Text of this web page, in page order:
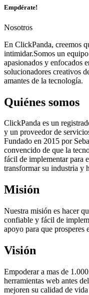
Empdérate!
Nosotros
En ClickPanda, creemos
intimidar.Somos un
apasionados y enfocados
solucionadores creativos
amantes de la tecnología.
Quiénes somos
ClickPanda es un
y un proveedor de
Fundado en 2015 por
convencido de que la
fácil de implementar para
transformar su industria y
Misión
Nuestra misión es hacer
confiable y fácil de
apoyo para que prosperes
Visión
Empoderar a mas de
herramientas web antes
mejoren su calidad de